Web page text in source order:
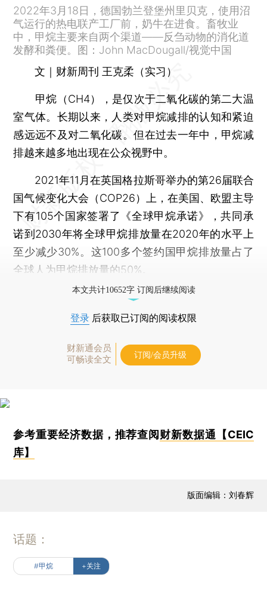
2022年3月18日，德国勃兰登堡州里贝克，使用沼
气运行的热电联产工厂前，奶牛在进食。畜牧业
中，甲烷主要来自两个渠道——反刍动物的消化道
发酵和粪便。图：John MacDougall/视觉中国
文｜财新周刊 王克柔（实习）
甲烷（CH4），是仅次于二氧化碳的第二大温
室气体。长期以来，人类对甲烷减排的认知和紧迫
感远远不及对二氧化碳。但在过去一年中，甲烷减
排越来越多地出现在公众视野中。
2021年11月在英国格拉斯哥举办的第26届联合
国气候变化大会（COP26）上，在美国、欧盟主导
下有105个国家签署了《全球甲烷承诺》，共同承
诺到2030年将全球甲烷排放量在2020年的水平上
至少减少30%。这100多个签约国甲烷排放量占了
全球人为甲烷排放量的50%。
本文共计10652字 订阅后继续阅读
登录 后获取已订阅的阅读权限
财新通会员
可畅读全文
订阅/会员升级
参考重要经济数据，推荐查阅财新数据通【CEIC
库】
版面编辑：刘春辉
话题：
#甲烷 +关注